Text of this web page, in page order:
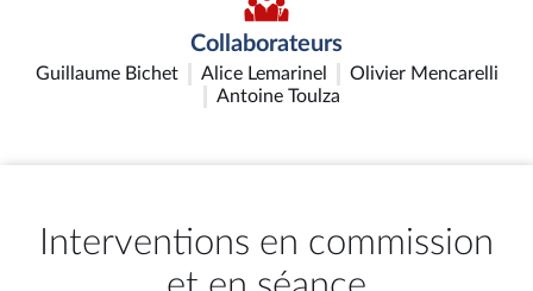
Collaborateurs
Guillaume Bichet Alice Lemarinel
Olivier Mencarelli
Antoine Toulza
Interventions en commission